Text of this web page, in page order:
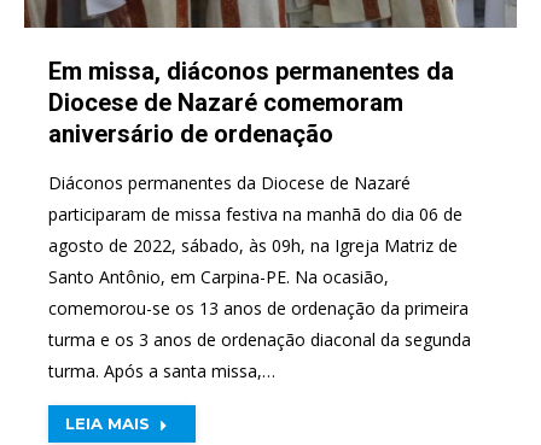
Em missa, diáconos permanentes da
Diocese de Nazaré comemoram
aniversário de ordenação
Diáconos permanentes da Diocese de Nazaré
participaram de missa festiva na manhã do dia 06 de
agosto de 2022, sábado, às 09h, na Igreja Matriz de
Santo Antônio, em Carpina-PE. Na ocasião,
comemorou-se os 13 anos de ordenação da primeira
turma e os 3 anos de ordenação diaconal da segunda
turma. Após a santa missa,…
LEIA MAIS